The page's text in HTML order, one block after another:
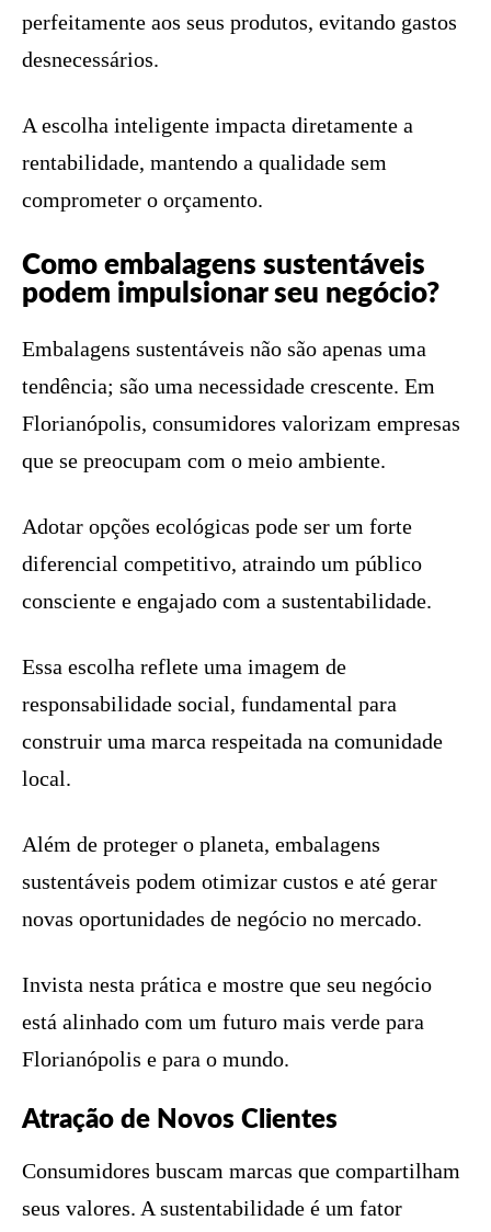
perfeitamente aos seus produtos, evitando gastos
desnecessários.
A escolha inteligente impacta diretamente a
rentabilidade, mantendo a qualidade sem
comprometer o orçamento.
Como embalagens sustentáveis
podem impulsionar seu negócio?
Embalagens sustentáveis não são apenas uma
tendência; são uma necessidade crescente. Em
Florianópolis, consumidores valorizam empresas
que se preocupam com o meio ambiente.
Adotar opções ecológicas pode ser um forte
diferencial competitivo, atraindo um público
consciente e engajado com a sustentabilidade.
Essa escolha reflete uma imagem de
responsabilidade social, fundamental para
construir uma marca respeitada na comunidade
local.
Além de proteger o planeta, embalagens
sustentáveis podem otimizar custos e até gerar
novas oportunidades de negócio no mercado.
Invista nesta prática e mostre que seu negócio
está alinhado com um futuro mais verde para
Florianópolis e para o mundo.
Atração de Novos Clientes
Consumidores buscam marcas que compartilham
seus valores. A sustentabilidade é um fator